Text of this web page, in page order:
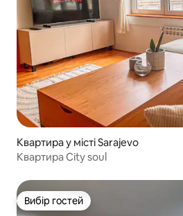
Квартира у місті Sarajevo
Квартира City soul
Вибір гостей
Вибір гостей